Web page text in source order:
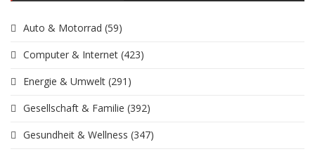
Auto & Motorrad (59)
Computer & Internet (423)
Energie & Umwelt (291)
Gesellschaft & Familie (392)
Gesundheit & Wellness (347)